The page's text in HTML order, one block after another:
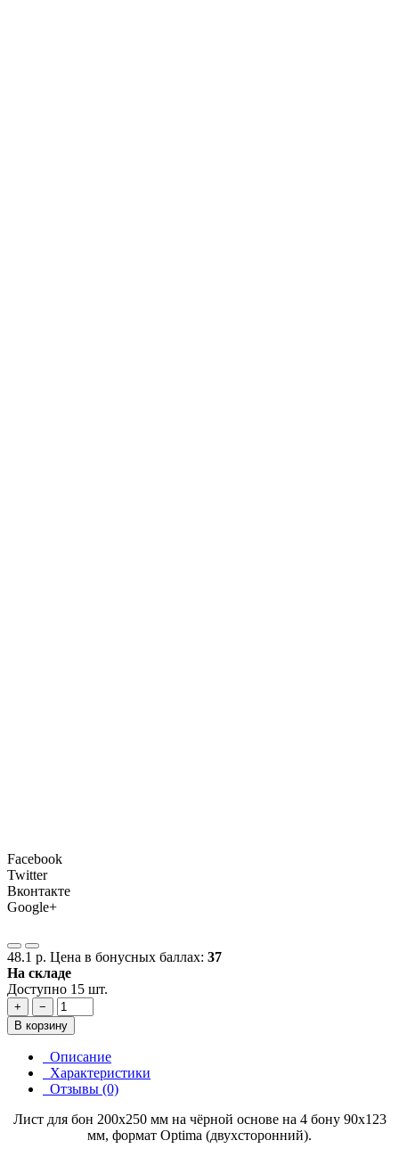
Facebook
Twitter
Вконтакте
Google+
48.1 р. Цена в бонусных баллах: 37
На складе
Доступно 15 шт.
+
−
В корзину
Описание
Характеристики
Отзывы (0)
Лист для бон 200х250 мм на чёрной основе на 4 бону 90х123
мм, формат Optima (двухсторонний).